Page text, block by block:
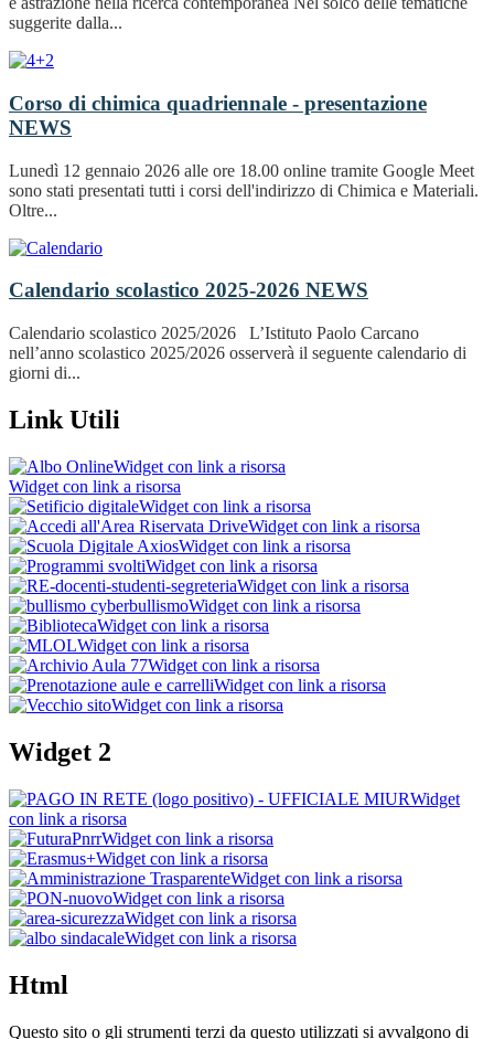
suggerite dalla...
Corso di chimica quadriennale - presentazione
NEWS
Lunedì 12 gennaio 2026 alle ore 18.00 online tramite Google Meet
sono stati presentati tutti i corsi dell'indirizzo di Chimica e Materiali.
Oltre...
Calendario scolastico 2025-2026 NEWS
Calendario scolastico 2025/2026 L’Istituto Paolo Carcano
nell’anno scolastico 2025/2026 osserverà il seguente calendario di
giorni di...
Link Utili
Widget con link a risorsa
Widget con link a risorsa
Widget con link a risorsa
Widget con link a risorsa
Widget con link a risorsa
Widget con link a risorsa
Widget con link a risorsa
Widget con link a risorsa
Widget con link a risorsa
Widget con link a risorsa
Widget con link a risorsa
Widget con link a risorsa
Widget con link a risorsa
Widget 2
Widget
con link a risorsa
Widget con link a risorsa
Widget con link a risorsa
Widget con link a risorsa
Widget con link a risorsa
Widget con link a risorsa
Widget con link a risorsa
Html
Questo sito o gli strumenti terzi da questo utilizzati si avvalgono di